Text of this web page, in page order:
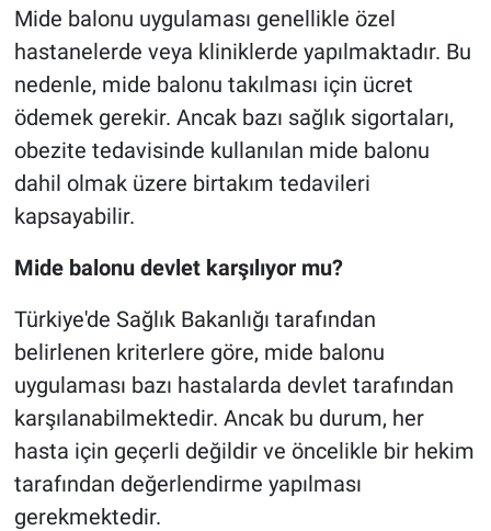
Mide balonu uygulaması genellikle özel
hastanelerde veya kliniklerde yapılmaktadır. Bu
nedenle, mide balonu takılması için ücret
ödemek gerekir. Ancak bazı sağlık sigortaları,
obezite tedavisinde kullanılan mide balonu
dahil olmak üzere birtakım tedavileri
kapsayabilir.
Mide balonu devlet karşılıyor mu?
Türkiye'de Sağlık Bakanlığı tarafından
belirlenen kriterlere göre, mide balonu
uygulaması bazı hastalarda devlet tarafından
karşılanabilmektedir. Ancak bu durum, her
hasta için geçerli değildir ve öncelikle bir hekim
tarafından değerlendirme yapılması
gerekmektedir.